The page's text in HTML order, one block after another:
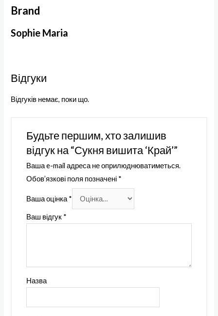
Brand
Sophie Maria
Відгуки
Відгуків немає, поки що.
Будьте першим, хто залишив
відгук на “Сукня вишита ‘Край’”
Ваша e-mail адреса не оприлюднюватиметься.
Обов’язкові поля позначені *
Ваша оцінка *
Ваш відгук *
Назва